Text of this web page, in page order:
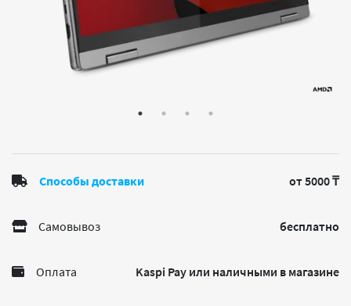
Способы доставки от 5000 ₸
Самовывоз бесплатно
Оплата Kaspi Pay или наличными в магазине